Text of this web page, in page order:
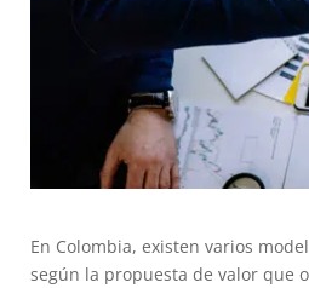
En Colombia, existen varios
según la propuesta de valor que